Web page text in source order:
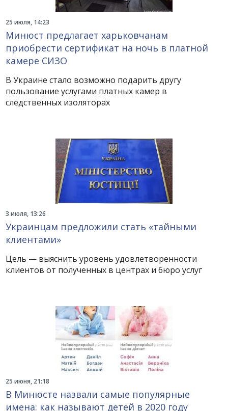
25 июля, 14:23
Минюст предлагает харьковчанам
приобрести сертификат на ночь в платной
камере СИЗО
В Украине стало возможно подарить другу
пользование услугами платных камер в
следственных изоляторах
3 июля, 13:26
Украинцам предложили стать «тайными
клиентами»
Цель — выяснить уровень удовлетворенности
клиентов от полученных в центрах и бюро услуг
25 июня, 21:18
В Минюсте назвали самые популярные
имена: как называют детей в 2020 году